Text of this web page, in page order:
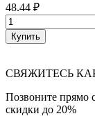
48.44 ₽
Купить
СВЯЖИТЕСЬ
Позвоните прямо
скидки до 20%